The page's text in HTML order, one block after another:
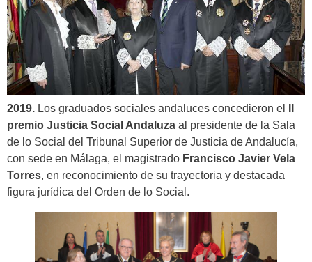
2019. Los graduados sociales andaluces concedieron el
premio Justicia Social Andaluza al presidente de la Sala
de lo Social del Tribunal Superior de Justicia de Andalucía,
con sede en Málaga, el magistrado Francisco Javier Vela
Torres, en reconocimiento de su trayectoria y destacada
figura jurídica del Orden de lo Social.